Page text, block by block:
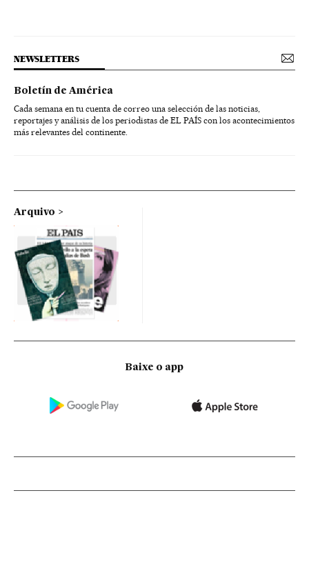
NEWSLETTERS
Boletín de América
Cada semana en tu cuenta de correo una selección de las noticias,
reportajes y análisis de los periodistas de EL PAÍS con los acontecimientos
más relevantes del continente.
Arquivo
Baixe o app